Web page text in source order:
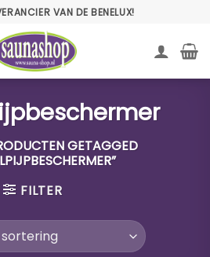
VAN DE BENELUX!
GETAGGED
FILTER